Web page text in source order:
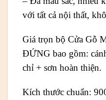
với tất cả nội thất,
Giá trọn bộ Cửa Gỗ
ĐỨNG bao gồm:
chỉ + sơn hoàn thiện.
Kích thước chuẩn: